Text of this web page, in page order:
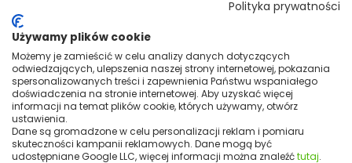
Polityka prywatności
Używamy plików cookie
Możemy je zamieścić w celu analizy danych dotyczących
odwiedzających, ulepszenia naszej strony internetowej, pokazania
spersonalizowanych treści i zapewnienia Państwu wspaniałego
doświadczenia na stronie internetowej. Aby uzyskać więcej
informacji na temat plików cookie, których używamy, otwórz
ustawienia.
Dane są gromadzone w celu personalizacji reklam i pomiaru
skuteczności kampanii reklamowych. Dane mogą być
udostępniane Google LLC, więcej informacji można znaleźćtutaj.
Dodaj do
koszyka
koszyka